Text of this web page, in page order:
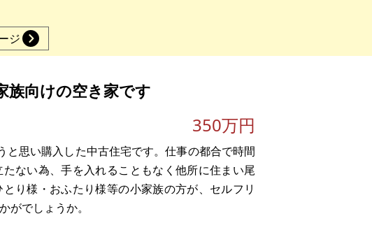
ジ
族向けの空き家です
350万円
思い購入した中古住宅です。仕事の都合で時間
ない為、手を入れることもなく他所に住まい尾
り様・おふたり様等の小家族の方が、セルフリ
がでしょうか。